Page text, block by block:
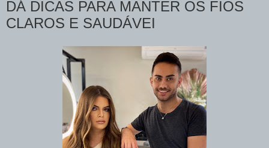
DÁ DICAS PARA MANTER OS FIOS
CLAROS E SAUDÁVEI